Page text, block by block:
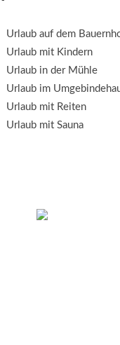
Urlaub auf dem
Urlaub mit Kindern
Urlaub in der Mühle
Urlaub im
Urlaub mit Reiten
Urlaub mit Sauna